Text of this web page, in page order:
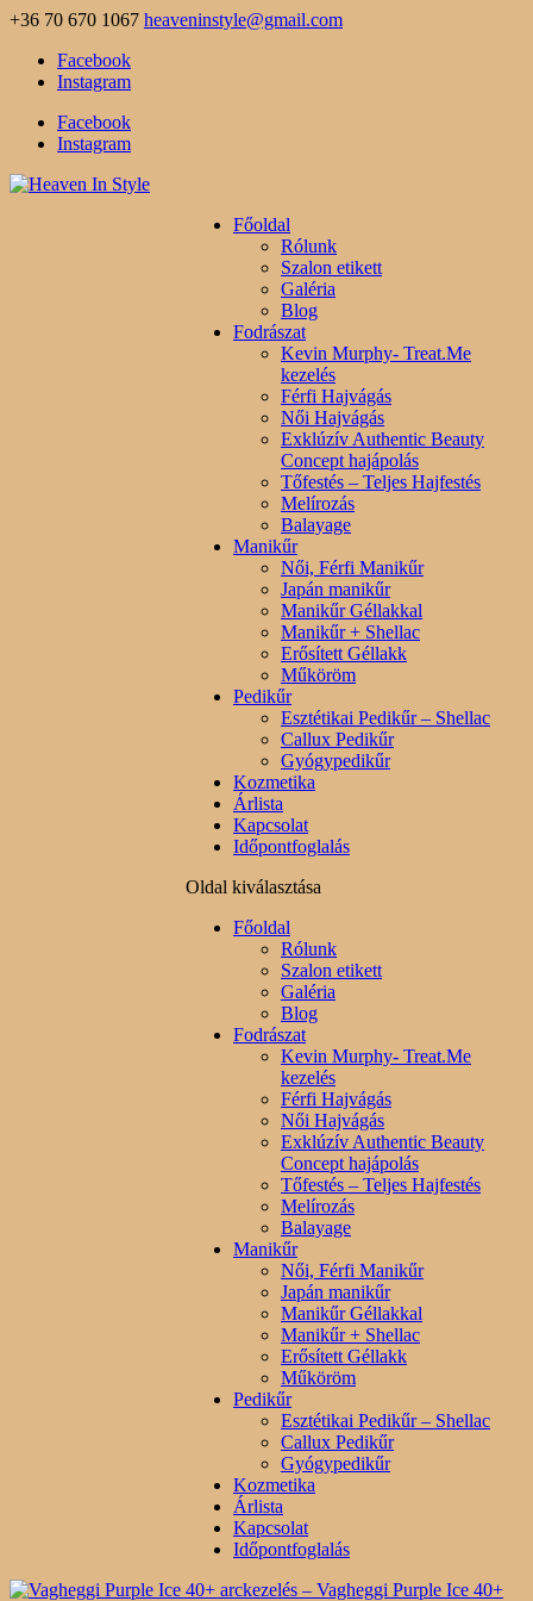
+36 70 670 1067 heaveninstyle@gmail.com
Facebook
Instagram
Facebook
Instagram
Főoldal
Rólunk
Szalon etikett
Galéria
Blog
Fodrászat
Kevin Murphy- Treat.Me
kezelés
Férfi Hajvágás
Női Hajvágás
Exklúzív Authentic Beauty
Concept hajápolás
Tőfestés – Teljes Hajfestés
Melírozás
Balayage
Manikűr
Női, Férfi Manikűr
Japán manikűr
Manikűr Géllakkal
Manikűr + Shellac
Erősített Géllakk
Műköröm
Pedikűr
Esztétikai Pedikűr – Shellac
Callux Pedikűr
Gyógypedikűr
Kozmetika
Árlista
Kapcsolat
Időpontfoglalás
Oldal kiválasztása
Főoldal
Rólunk
Szalon etikett
Galéria
Blog
Fodrászat
Kevin Murphy- Treat.Me
kezelés
Férfi Hajvágás
Női Hajvágás
Exklúzív Authentic Beauty
Concept hajápolás
Tőfestés – Teljes Hajfestés
Melírozás
Balayage
Manikűr
Női, Férfi Manikűr
Japán manikűr
Manikűr Géllakkal
Manikűr + Shellac
Erősített Géllakk
Műköröm
Pedikűr
Esztétikai Pedikűr – Shellac
Callux Pedikűr
Gyógypedikűr
Kozmetika
Árlista
Kapcsolat
Időpontfoglalás